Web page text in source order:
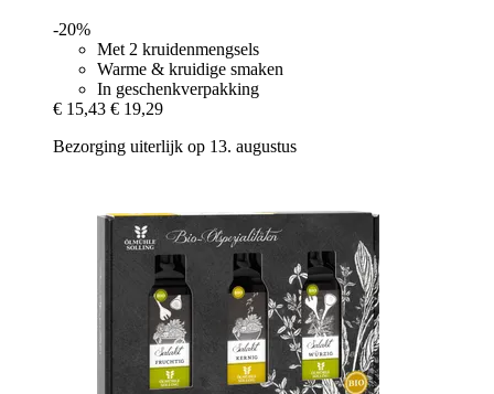
-20%
Met 2 kruidenmengsels
Warme & kruidige smaken
In geschenkverpakking
€ 15,43 € 19,29
Bezorging uiterlijk op 13. augustus